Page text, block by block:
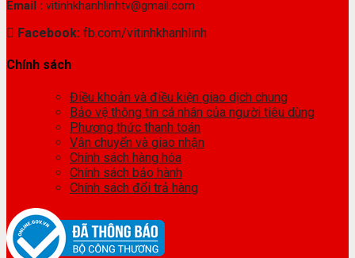
Email : vitinhkhanhlinhtv@gmail.com
Facebook: fb.com/vitinhkhanhlinh
Chính sách
Điều khoản và điều kiện giao dịch chung
Bảo vệ thông tin cá nhân của người tiêu dùng
Phương thức thanh toán
Vận chuyển và giao nhận
Chính sách hàng hóa
Chính sách bảo hành
Chính sách đổi trả hàng